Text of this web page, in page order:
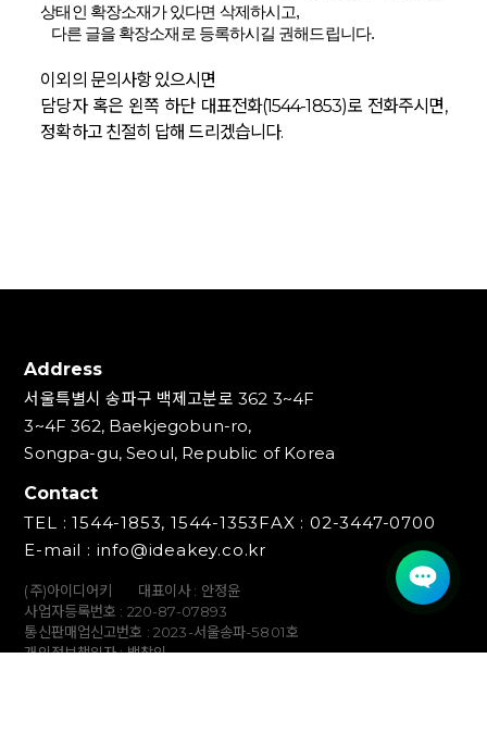
상태인 확장소재가 있다면 삭제하시고,
다른 글을 확장소재로 등록하시길 권해드립니다.
이외의 문의사항 있으시면
담당자 혹은 왼쪽 하단 대표전화(1544-1853)로 전화주시면,
정확하고 친절히 답해 드리겠습니다.
Address
서울특별시 송파구 백제고분로 362 3~4F
3~4F 362, Baekjegobun-ro,
Songpa-gu, Seoul, Republic of Korea
Contact
TEL : 1544-1853, 1544-1353FAX : 02-3447-0700
E-mail : info@ideakey.co.kr
(주)아이디어키
대표이사 : 안정윤
사업자등록번호 : 220‍-87-07893
통신판매업신고번호 : 2023-서울송파-5801호
개인정보책임자 : 백창인